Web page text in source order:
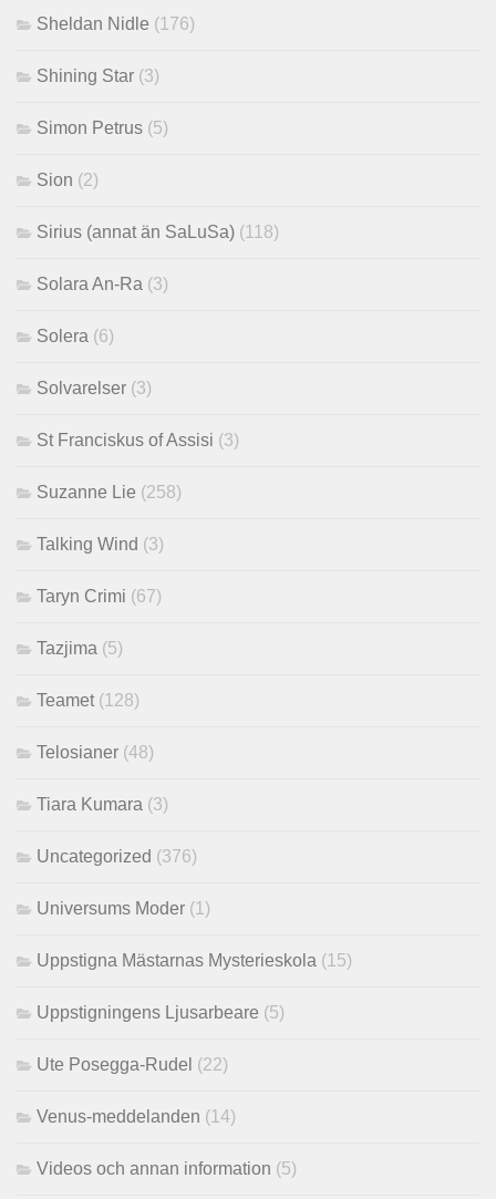
Sheldan Nidle (176)
Shining Star (3)
Simon Petrus (5)
Sion (2)
Sirius (annat än SaLuSa) (118)
Solara An-Ra (3)
Solera (6)
Solvarelser (3)
St Franciskus of Assisi (3)
Suzanne Lie (258)
Talking Wind (3)
Taryn Crimi (67)
Tazjima (5)
Teamet (128)
Telosianer (48)
Tiara Kumara (3)
Uncategorized (376)
Universums Moder (1)
Uppstigna Mästarnas Mysterieskola (15)
Uppstigningens Ljusarbeare (5)
Ute Posegga-Rudel (22)
Venus-meddelanden (14)
Videos och annan information (5)